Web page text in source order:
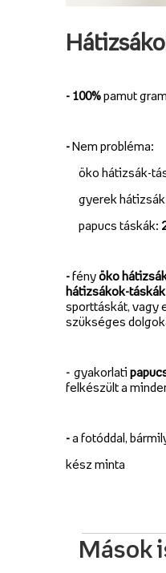
- 100%pamut
-Nem probléma:
öko hátizsák-
gyerek
papucs táskák:
-fényöko
hátizsákok-
sporttáskát, vagy
szükséges
- gyakorlati
felkészült a
-a fotóddal,
kész minta
Mások